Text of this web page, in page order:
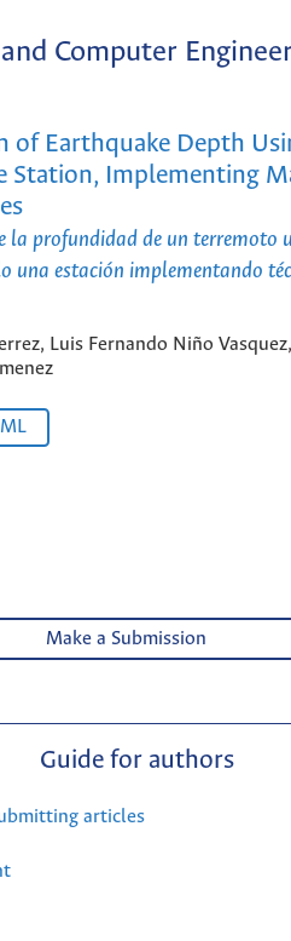
Computer
of Earthquake Depth
Station, Implementing
la profundidad de un terremoto
una estación implementando
Luis Fernando Niño Vasquez,
Make a Submission
Guide for authors
articles